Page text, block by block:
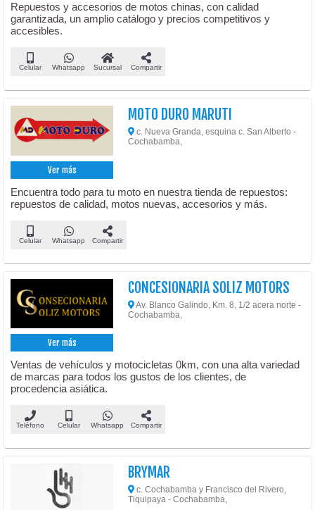
Repuestos y accesorios de motos chinas, con calidad
garantizada, un amplio catálogo y precios competitivos y
accesibles.
Celular Whatsapp Sucursal Compartir
Ver más
MOTO DURO MARUTI
c. Nueva Granda, esquina c. San Alberto -
Cochabamba,
Encuentra todo para tu moto en nuestra tienda de repuestos:
repuestos de calidad, motos nuevas, accesorios y más.
Celular Whatsapp Compartir
Ver más
CONCESIONARIA SOLIZ MOTORS
Av. Blanco Galindo, Km. 8, 1/2 acera norte -
Cochabamba,
Ventas de vehículos y motocicletas 0km, con una alta variedad
de marcas para todos los gustos de los clientes, de
procedencia asiática.
Teléfono Celular Whatsapp Compartir
BRYMAR
c. Cochabamba y Francisco del Rivero,
Tiquipaya - Cochabamba,